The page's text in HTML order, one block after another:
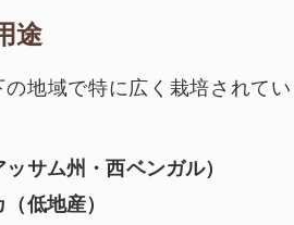
途
地域で特に広く栽培されて
サム州・西ベンガル）
低地産）